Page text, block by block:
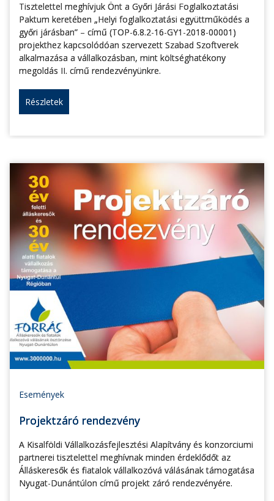
Tisztelettel meghívjuk Önt a Győri Járási Foglalkoztatási
Paktum keretében „Helyi foglalkoztatási együttműködés a
győri járásban” – című (TOP-6.8.2-16-GY1-2018-00001)
projekthez kapcsolódóan szervezett Szabad Szoftverek
alkalmazása a vállalkozásban, mint költséghatékony
megoldás II. című rendezvényünkre.
Részletek
Események
Projektzáró rendezvény
A Kisalföldi Vállalkozásfejlesztési Alapítvány és konzorciumi
partnerei tisztelettel meghívnak minden érdeklődőt az
Álláskeresők és fiatalok vállalkozóvá válásának támogatása
Nyugat-Dunántúlon című projekt záró rendezvényére.